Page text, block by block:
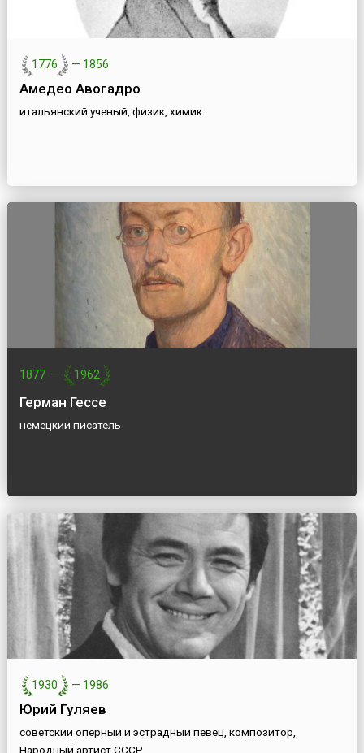
1776 — 1856
Амедео Авогадро
итальянский ученый, физик, химик
1877 — 1962
Герман Гессе
немецкий писатель
1930 — 1986
Юрий Гуляев
советский оперный и эстрадный певец, композитор,
Народный артист СССР